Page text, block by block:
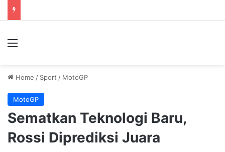
Menu
Home / Sport / MotoGP
MotoGP
Sematkan Teknologi Baru,
Rossi Diprediksi Juara